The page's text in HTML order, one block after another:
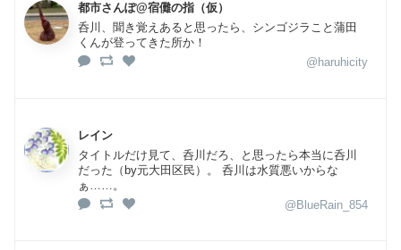
都市さんぽ@宿儺の指（仮）
呑川、聞き覚えあると思ったら、シンゴジラこと蒲田
くんが登ってきた所か！
@haruhicity
レイン
タイトルだけ見て、呑川だろ、と思ったら本当に呑川
だった（by元大田区民）。 呑川は水質悪いからな
ぁ……。
@BlueRain_854